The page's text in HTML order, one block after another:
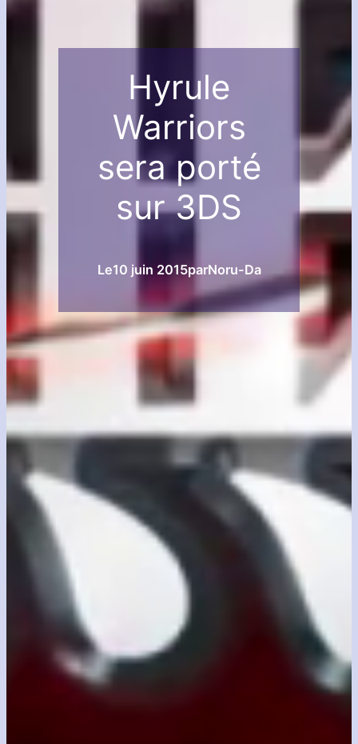
Hyrule
Warriors
sera porté
sur 3DS
Le10 juin 2015parNoru-Da